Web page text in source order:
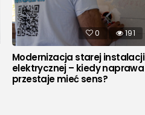
0 191
Modernizacja starej instalacji
elektrycznej – kiedy naprawa
przestaje mieć sens?